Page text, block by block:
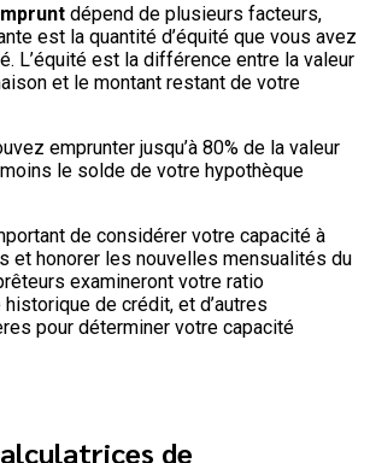
dépend de plusieurs facteurs,
est la quantité d’équité que vous avez
L’équité est la différence entre la valeur
et le montant restant de votre
emprunter jusqu’à 80% de la valeur
le solde de votre hypothèque
de considérer votre capacité à
et honorer les nouvelles mensualités du
examineront votre ratio
de crédit, et d’autres
pour déterminer votre capacité
de